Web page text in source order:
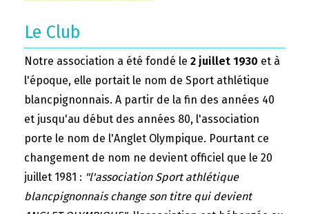
Le Club
Notre association a été fondé le 2 juillet 1930 et à
l'époque, elle portait le nom de Sport athlétique
blancpignonnais. A partir de la fin des années 40
et jusqu'au début des années 80, l'association
porte le nom de l'Anglet Olympique. Pourtant ce
changement de nom ne devient officiel que le 20
juillet 1981 : "l'association Sport athlétique
blancpignonnais change son titre qui devient